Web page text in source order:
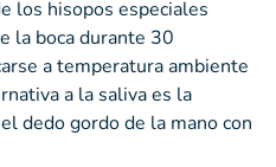
los hisopos especiales
la boca durante 30
a temperatura ambiente
a la saliva es la
dedo gordo de la mano con